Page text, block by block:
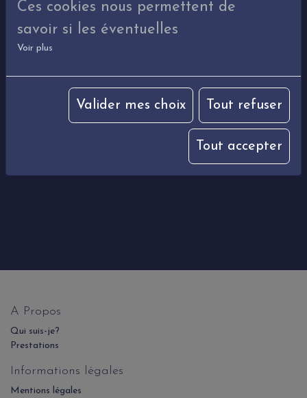
respiratoire… on espère ne jamais avoir à être confronté à ce
type de situation avec son enfant. Pour autant, il faut savoir
réagir vite et avoir les bons reflexes et gestes.
A Propos
Qui suis-je?
Prestations
Informations légales
Mentions légales
essentiels pour nous afin de
vous offrir la meilleure
Ces cookies nous permettent de
savoir si les éventuelles
publicités que nous avons pu
vous proposer ont été
pertinentes.
Voir plus
Valider mes choix Tout refuser
Tout accepter